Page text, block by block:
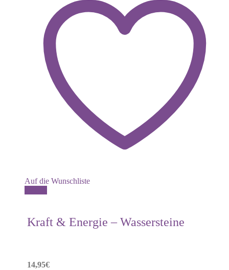
Auf die Wunschliste
Kraft & Energie – Wassersteine
14,95€